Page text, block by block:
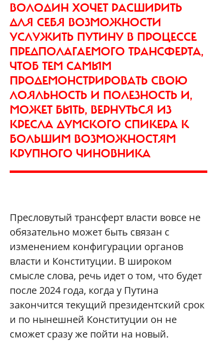
ВОЛОДИН ХОЧЕТ РАСШИРИТЬ
ДЛЯ СЕБЯ ВОЗМОЖНОСТИ
УСЛУЖИТЬ ПУТИНУ В ПРОЦЕССЕ
ПРЕДПОЛАГАЕМОГО ТРАНСФЕРТА,
ЧТОБ ТЕМ САМЫМ
ПРОДЕМОНСТРИРОВАТЬ СВОЮ
ЛОЯЛЬНОСТЬ И ПОЛЕЗНОСТЬ И,
МОЖЕТ БЫТЬ, ВЕРНУТЬСЯ ИЗ
КРЕСЛА ДУМСКОГО СПИКЕРА К
БОЛЬШИМ ВОЗМОЖНОСТЯМ
КРУПНОГО ЧИНОВНИКА
Пресловутый трансферт власти вовсе не
обязательно может быть связан с
изменением конфигурации органов
власти и Конституции. В широком
смысле слова, речь идет о том, что будет
после 2024 года, когда у Путина
закончится текущий президентский срок
и по нынешней Конституции он не
сможет сразу же пойти на новый.